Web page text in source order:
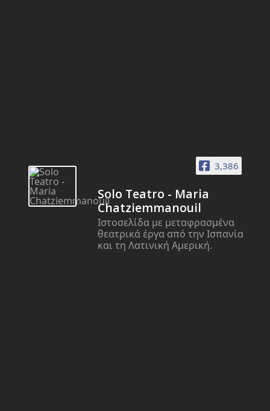
3,386
Solo Teatro - Maria
Chatziemmanouil
Ιστοσελίδα με μεταφρασμένα
θεατρικά έργα από την Ισπανία
και τη Λατινική Αμερική.